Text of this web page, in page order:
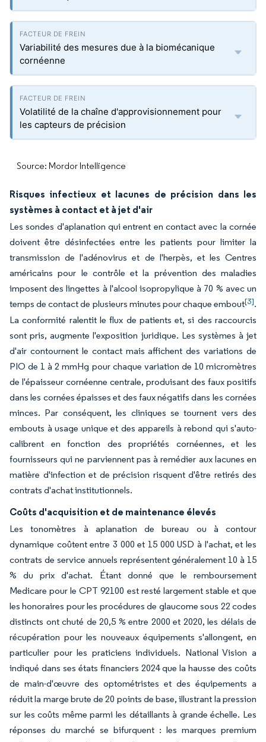
Variabilité des mesures due à la biomécanique
cornéenne
Volatilité de la chaîne d'approvisionnement pour
les capteurs de précision
Source: Mordor Intelligence
Risques infectieux et lacunes de précision dans les
systèmes à contact et à jet d'air
Les sondes d'aplanation qui entrent en contact avec la cornée
doivent être désinfectées entre les patients pour limiter la
transmission de l'adénovirus et de l'herpès, et les Centres
américains pour le contrôle et la prévention des maladies
imposent des lingettes à l'alcool isopropylique à 70 % avec un
temps de contact de plusieurs minutes pour chaque embout[3].
La conformité ralentit le flux de patients et, si des raccourcis
sont pris, augmente l'exposition juridique. Les systèmes à jet
d'air contournent le contact mais affichent des variations de
PIO de 1 à 2 mmHg pour chaque variation de 10 micromètres
de l'épaisseur cornéenne centrale, produisant des faux positifs
dans les cornées épaisses et des faux négatifs dans les cornées
minces. Par conséquent, les cliniques se tournent vers des
embouts à usage unique et des appareils à rebond qui s'auto-
calibrent en fonction des propriétés cornéennes, et les
fournisseurs qui ne parviennent pas à remédier aux lacunes en
matière d'infection et de précision risquent d'être retirés des
contrats d'achat institutionnels.
Coûts d'acquisition et de maintenance élevés
Les tonomètres à aplanation de bureau ou à contour
dynamique coûtent entre 3 000 et 15 000 USD à l'achat, et les
contrats de service annuels représentent généralement 10 à 15
% du prix d'achat. Étant donné que le remboursement
Medicare pour le CPT 92100 est resté largement stable et que
les honoraires pour les procédures de glaucome sous 22 codes
distincts ont chuté de 20,5 % entre 2000 et 2020, les délais de
récupération pour les nouveaux équipements s'allongent, en
particulier pour les praticiens individuels. National Vision a
indiqué dans ses états financiers 2024 que la hausse des coûts
de main-d'œuvre des optométristes et des équipements a
réduit la marge brute de 20 points de base, illustrant la pression
sur les coûts même parmi les détaillants à grande échelle. Les
réponses du marché se bifurquent : les marques premium